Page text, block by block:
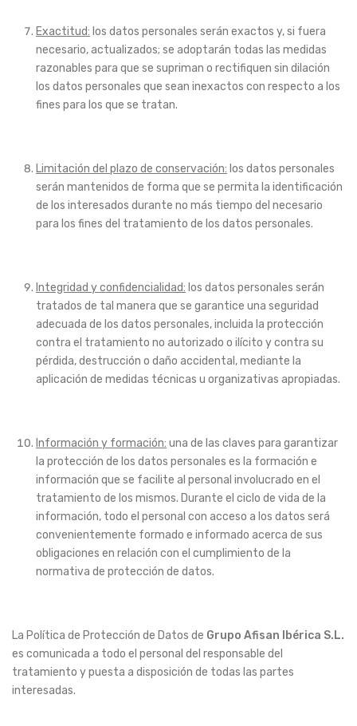
Exactitud: los datos personales serán exactos y, si fuera
necesario, actualizados; se adoptarán todas las medidas
razonables para que se supriman o rectifiquen sin dilación
los datos personales que sean inexactos con respecto a los
fines para los que se tratan.
Limitación del plazo de conservación: los datos personales
serán mantenidos de forma que se permita la identificación
de los interesados durante no más tiempo del necesario
para los fines del tratamiento de los datos personales.
Integridad y confidencialidad: los datos personales serán
tratados de tal manera que se garantice una seguridad
adecuada de los datos personales, incluida la protección
contra el tratamiento no autorizado o ilícito y contra su
pérdida, destrucción o daño accidental, mediante la
aplicación de medidas técnicas u organizativas apropiadas.
Información y formación: una de las claves para garantizar
la protección de los datos personales es la formación e
información que se facilite al personal involucrado en el
tratamiento de los mismos. Durante el ciclo de vida de la
información, todo el personal con acceso a los datos será
convenientemente formado e informado acerca de sus
obligaciones en relación con el cumplimiento de la
normativa de protección de datos.
La Política de Protección de Datos de Grupo Afisan Ibérica S.L.
es comunicada a todo el personal del responsable del
tratamiento y puesta a disposición de todas las partes
interesadas.